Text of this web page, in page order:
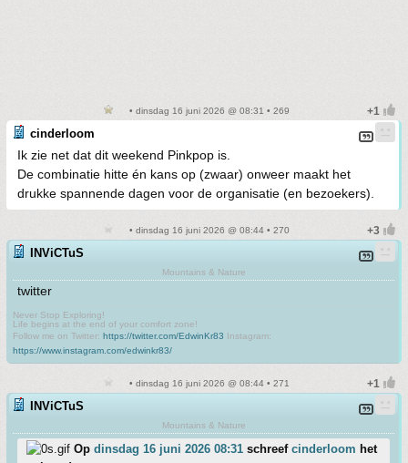
• dinsdag 16 juni 2026 @ 08:31 • 269
cinderloom
Ik zie net dat dit weekend Pinkpop is.
De combinatie hitte én kans op (zwaar) onweer maakt het
drukke spannende dagen voor de organisatie (en bezoekers).
• dinsdag 16 juni 2026 @ 08:44 • 270
INViCTuS
Mountains & Nature
twitter
Never Stop Exploring!
Life begins at the end of your comfort zone!
Follow me on Twitter: https://twitter.com/EdwinKr83 Instagram:
https://www.instagram.com/edwinkr83/
• dinsdag 16 juni 2026 @ 08:44 • 271
INViCTuS
Mountains & Nature
Op dinsdag 16 juni 2026 08:31 schreef cinderloom het